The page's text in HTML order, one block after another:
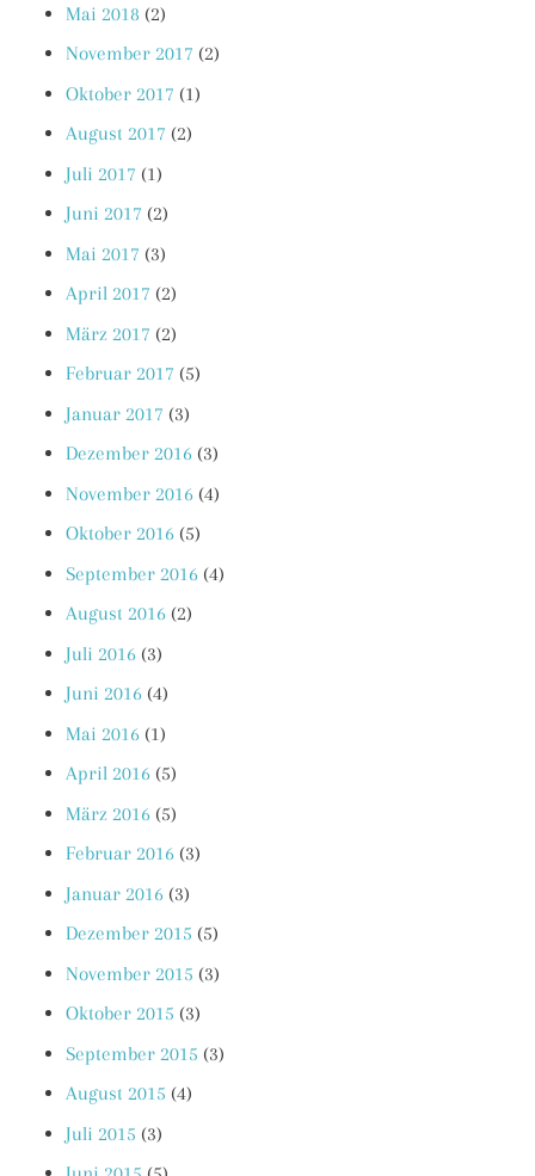
Mai 2018 (2)
November 2017 (2)
Oktober 2017 (1)
August 2017 (2)
Juli 2017 (1)
Juni 2017 (2)
Mai 2017 (3)
April 2017 (2)
März 2017 (2)
Februar 2017 (5)
Januar 2017 (3)
Dezember 2016 (3)
November 2016 (4)
Oktober 2016 (5)
September 2016 (4)
August 2016 (2)
Juli 2016 (3)
Juni 2016 (4)
Mai 2016 (1)
April 2016 (5)
März 2016 (5)
Februar 2016 (3)
Januar 2016 (3)
Dezember 2015 (5)
November 2015 (3)
Oktober 2015 (3)
September 2015 (3)
August 2015 (4)
Juli 2015 (3)